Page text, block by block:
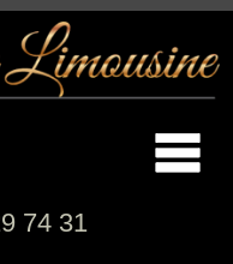
74 31